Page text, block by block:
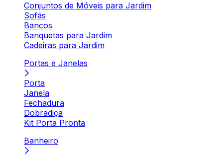
Conjuntos de Móveis para Jardim
Sofás
Bancos
Banquetas para Jardim
Cadeiras para Jardim
Portas e Janelas
Porta
Janela
Fechadura
Dobradiça
Kit Porta Pronta
Banheiro